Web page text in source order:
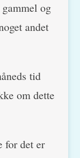
og
andet
tid
om dette
for det er